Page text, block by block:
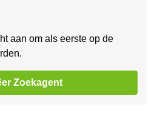
aan om als eerste op de
Zoekagent